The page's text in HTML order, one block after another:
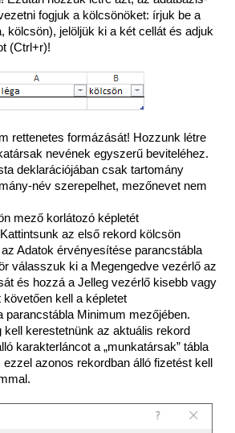
fogjuk a kölcsönöket: írjuk be a
kölcsön), jelöljük ki a két cellát és adjuk
(Ctrl+r)!
rettenetes formázását! Hozzunk létre
nevének egyszerű beviteléhez.
deklarációjában csak tartomány
név szerepelhet, mezőnevet nem
mező korlátozó képletét
az első rekord kölcsön
Adatok érvényesítése parancstábla
válasszuk ki a Megengedve vezérlő az
és hozzá a Jelleg vezérlő kisebb vagy
kell a képletet
parancstábla Minimum mezőjében.
kell kerestetnünk az aktuális rekord
karakterláncot a „munkatársak” tábla
azonos rekordban álló fizetést kell